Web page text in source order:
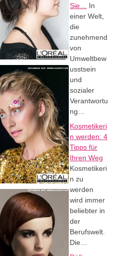
Sie…
In
einer Welt,
die
zunehmend
von
Umweltbew
usstsein
und
sozialer
Verantwortu
ng…
Kosmetikeri
n werden: 4
Tipps für
Ihren Weg
Kosmetikeri
n zu
werden
wird immer
beliebter in
der
Berufswelt.
Die…